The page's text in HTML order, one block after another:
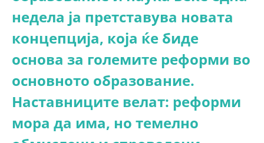
недела ја претставува новата
концепција, која ќе биде
основа за големите реформи во
основното образование.
Наставниците велат: реформи
мора да има, но темелно